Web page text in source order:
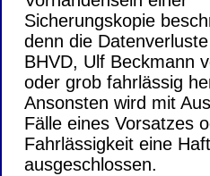
Sicherungskopie
denn die
BHVD, Ulf Beckmann
oder grob fahrlässig
Ansonsten wird mit
Fälle eines Vorsatzes
Fahrlässigkeit eine
ausgeschlossen.